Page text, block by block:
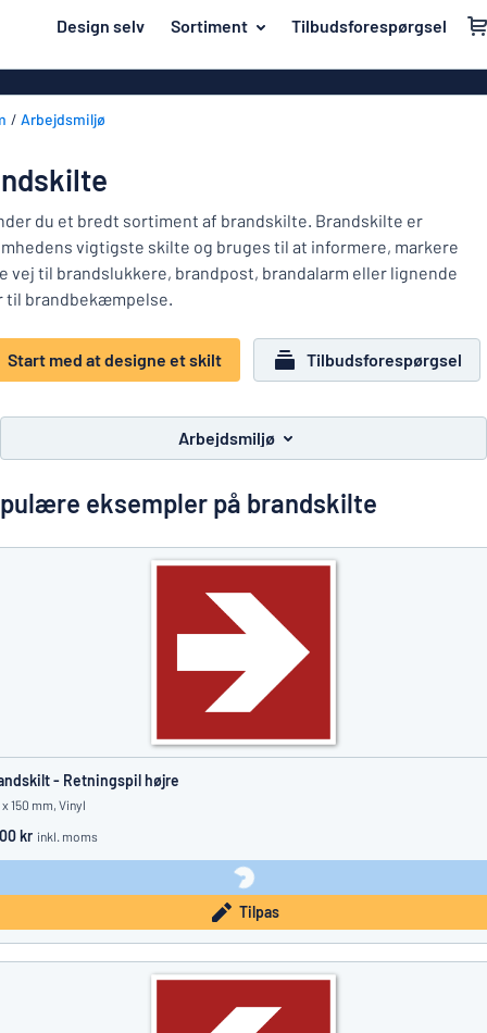
Design selv Sortiment Tilbudsforespørgsel
Hus og hjem
Navneskilte
Mærkning
Klistremærker
Branscher
Arbejdsmiljø
Trafik og køretøjer
Eco Board
Folietekster
du ikke finde det, du leder efter?
Mest
populære
Materiale
Hus
og
Navneskilte
Vis alle kategorier
Tilbudsforespørgsel
til
designe et skilt
Arbejdsmiljø
du et bredt sortiment af brandskilte. Brandskilte er
vigtigste skilte og bruges til at informere, markere
vej til brandslukkere, brandpost, brandalarm eller lignende
til brandbekæmpelse.
Start med at designe et skilt Tilbudsforespørgsel
Arbejdsmiljø
eksempler på brandskilte
- Retningspil højre
x 150 mm, Vinyl
kr inkl. moms
Tilpas